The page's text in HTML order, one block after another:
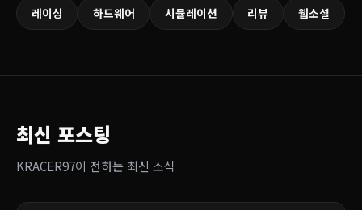
레이싱 하드웨어 시뮬레이션 리뷰 웹소설
최신 포스팅
KRACER97이 전하는 최신 소식